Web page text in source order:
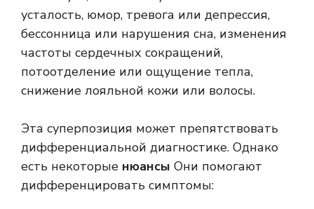
усталость, юмор, тревога или депрессия,
бессонница или нарушения сна, изменения
частоты сердечных сокращений,
потоотделение или ощущение тепла,
снижение лояльной кожи или волосы.
Эта суперпозиция может препятствовать
дифференциальной диагностике. Однако
есть некоторые нюансы Они помогают
дифференцировать симптомы: